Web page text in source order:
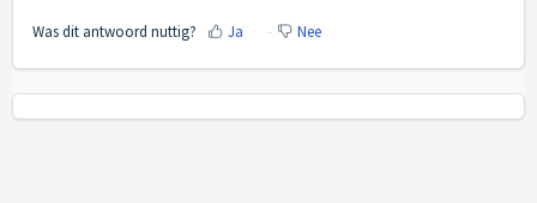
Was dit antwoord nuttig? Ja Nee